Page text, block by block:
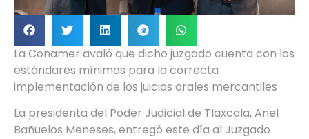
La Conamer avaló que dicho juzgado cuenta con los
estándares mínimos para la correcta
implementación de los juicios orales mercantiles
La presidenta del Poder Judicial de Tlaxcala, Anel
Bañuelos Meneses, entregó este día al Juzgado